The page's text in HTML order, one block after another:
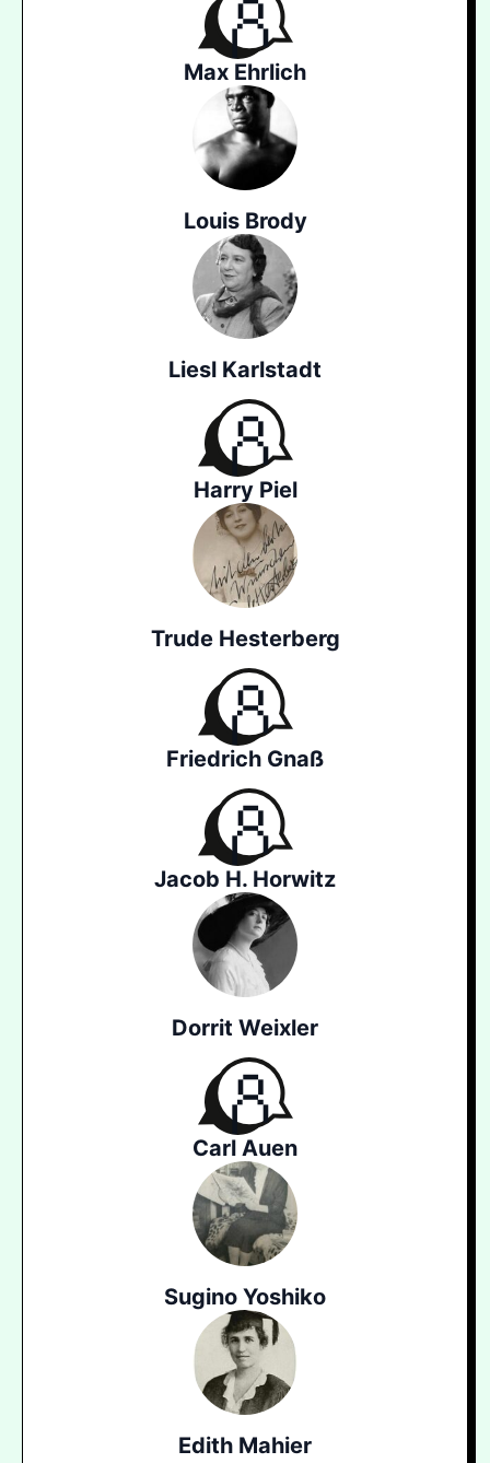
Max Ehrlich
Louis Brody
Liesl Karlstadt
Harry Piel
Trude Hesterberg
Friedrich Gnaß
Jacob H. Horwitz
Dorrit Weixler
Carl Auen
Sugino Yoshiko
Edith Mahier